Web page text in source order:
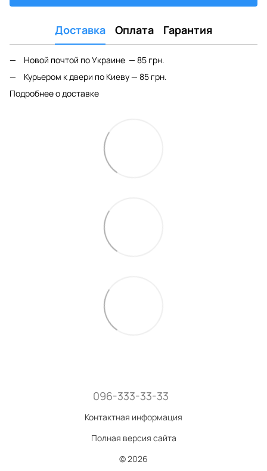
Доставка Оплата Гарантия
Новой почтой по Украине — 85 грн.
Курьером к двери по Киеву — 85 грн.
Подробнее о доставке
096-333-33-33
Контактная информация
Полная версия сайта
© 2026